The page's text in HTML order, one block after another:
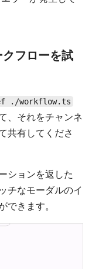
フローを試
./workflow.ts
、それをチャンネ
共有してくださ
ションを返した
チなモーダルのイ
できます。